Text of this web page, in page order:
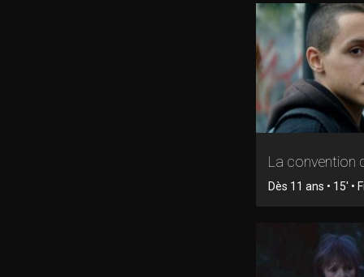
La convention
Dès 11 ans • 15' •